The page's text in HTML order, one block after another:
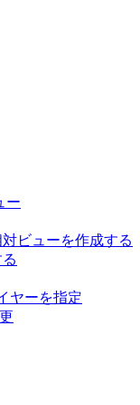
ー
ビューを作成する
ヤーを指定